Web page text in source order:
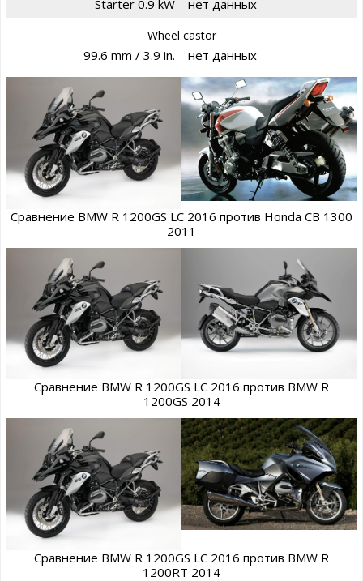
Starter 0.9 kW нет данных
Wheel castor
99.6 mm / 3.9 in. нет данных
Сравнение BMW R 1200GS LC 2016 против Honda CB 1300
2011
Сравнение BMW R 1200GS LC 2016 против BMW R
1200GS 2014
Сравнение BMW R 1200GS LC 2016 против BMW R
1200RT 2014